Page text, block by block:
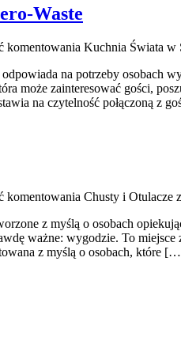
Waste
komentowania Kuchnia Świata w
na potrzeby osobach
może zainteresować gości,
na czytelność połączoną z
komentowania Chusty i Otulacze
z myślą o osobach
ważne: wygodzie. To
z myślą o osobach, które